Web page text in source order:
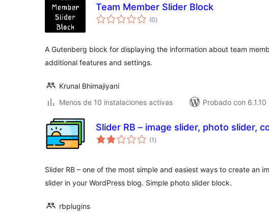
Team Member Slider Block
(0valoraciones
en
)
A Gutenberg block for displaying the information about team
additional features and settings.
Krunal Bhimajiyani
Menos de 10 instalaciones activas
Probado con 6.1.10
Slider RB – image slider, photo slider,
(1 valoraciones
en
)
Slider RB – one of the most simple and easiest ways to create an
slider in your WordPress blog. Simple photo slider block.
rbplugins